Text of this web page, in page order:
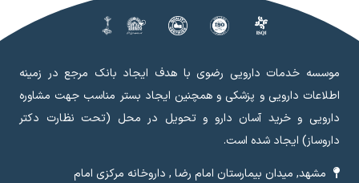
موسسه خدمات دارویی رضوی با هدف ایجاد بانک مرجع در زمینه
اطلاعات دارویی و پزشکی و همچنین ایجاد بستر مناسب جهت مشاوره
دارویی و خرید آسان دارو و تحویل در محل (تحت نظارت دکتر
داروساز) ایجاد شده است.
مشهد, میدان بیمارستان امام رضا , داروخانه مرکزی امام